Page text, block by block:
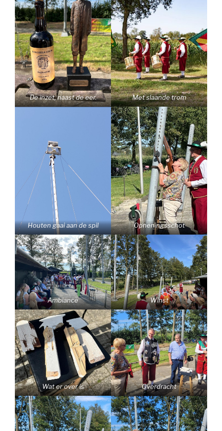
De inzet, naast de eer. Met slaande trom
Houten gaai aan de spil Opneningsschot
Ambiance Winst
Wat er over is Overdracht